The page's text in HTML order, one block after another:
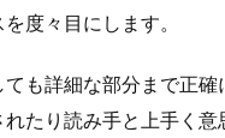
度々目にします。
も詳細な部分まで正
れたり読み手と上手く意